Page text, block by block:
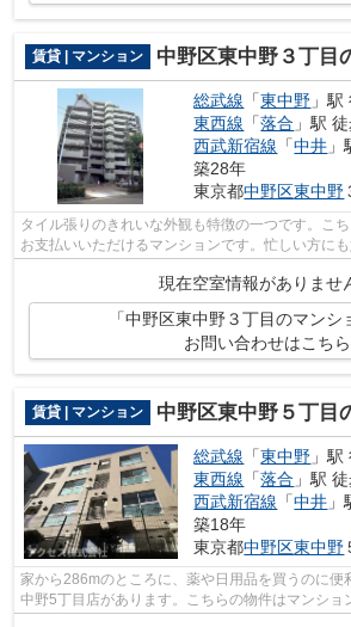
賃貸 | マンション 中野区東中野３丁目
総武線 「東中野 」
東西線 「落合 」駅
西武新宿線 「中井
築28年
東京都中野区東中野
タイル張りのきれいな外観も特徴の一つです。こ
お支払いいただけるマンションです。忙しい方にも
付物件。造りとデザインに関して、自...
現在空室情報がありませ
「中野区東中野３丁目のマンシ
お問い合わせはこちら
賃貸 | マンション 中野区東中野５丁目
総武線 「東中野 」
東西線 「落合 」駅
西武新宿線 「中井
築18年
東京都中野区東中野
家から286mのところに、薬や日用品を買うのに便
中野5丁目店があります。こちらの物件はマンショ